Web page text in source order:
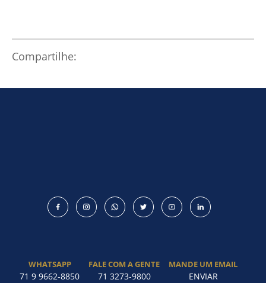
Compartilhe:
WHATSAPP
71 9 9662-8850
FALE COM A GENTE
71 3273-9800
MANDE UM EMAIL
ENVIAR